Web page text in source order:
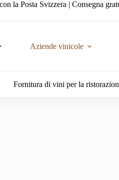
la Posta Svizzera | Consegna
Aziende vinicole
Fornitura di vini per la